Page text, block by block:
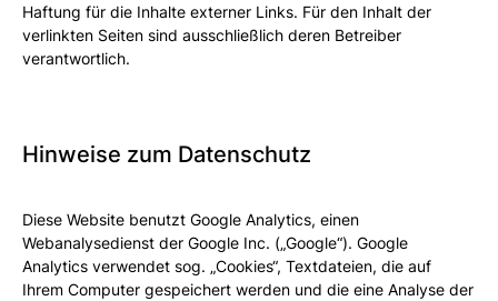
Haftung für die Inhalte externer Links. Für den Inhalt der
verlinkten Seiten sind ausschließlich deren Betreiber
verantwortlich.
Hinweise zum Datenschutz
Diese Website benutzt Google Analytics, einen
Webanalysedienst der Google Inc. („Google“). Google
Analytics verwendet sog. „Cookies“, Textdateien, die auf
Ihrem Computer gespeichert werden und die eine Analyse der